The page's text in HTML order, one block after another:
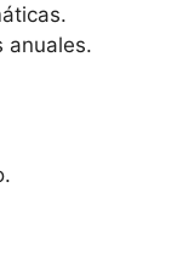
anuales.